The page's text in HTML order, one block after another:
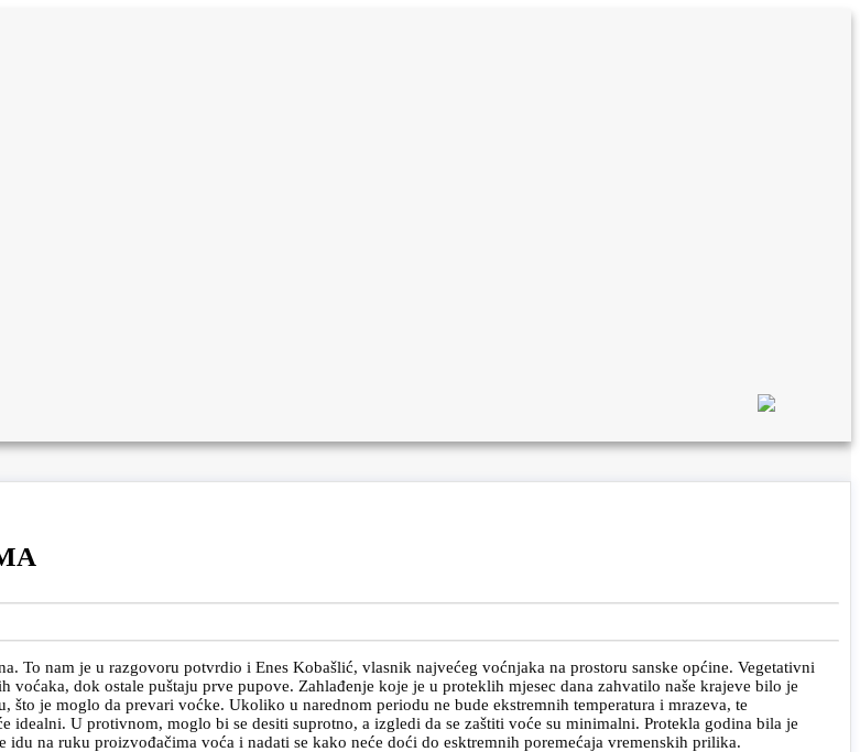
To nam je u razgovoru potvrdio i Enes Kobašlić, vlasnik najvećeg voćnjaka na prostoru sanske općine. Vegetativni
dok ostale puštaju prve pupove. Zahlađenje koje je u proteklih mjesec dana zahvatilo naše krajeve bilo je
je moglo da prevari voćke. Ukoliko u narednom periodu ne bude ekstremnih temperatura i mrazeva, te
U protivnom, moglo bi se desiti suprotno, a izgledi da se zaštiti voće su minimalni. Protekla godina bila je
na ruku proizvođačima voća i nadati se kako neće doći do esktremnih poremećaja vremenskih prilika.